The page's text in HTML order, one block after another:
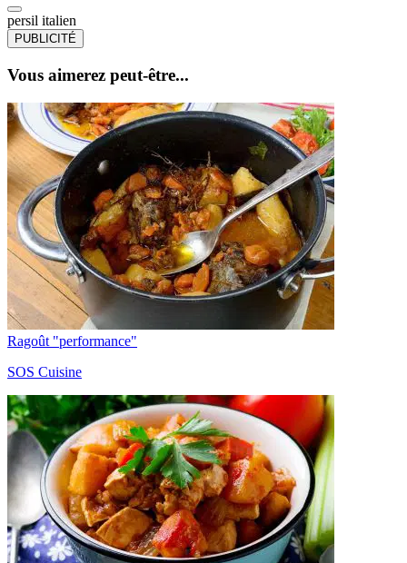
persil italien
PUBLICITÉ
Vous aimerez peut-être...
Ragoût "performance"
SOS Cuisine